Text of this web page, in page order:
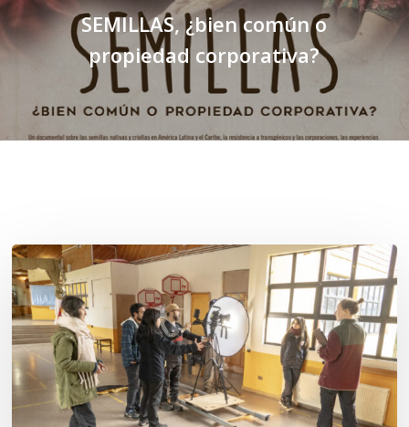
SEMILLAS, ¿bien común o
propiedad corporativa?
Toda
el
agua
del
mar:
largometraje